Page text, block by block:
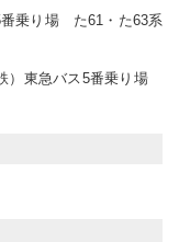
番乗り場 た61・た63系
）東急バス5番乗り場